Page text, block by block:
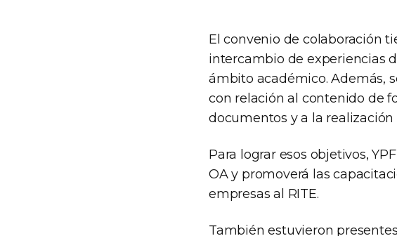
El convenio de colaboración
intercambio de experiencias
ámbito académico. Además,
con relación al contenido de
documentos y a la
Para lograr esos objetivos,
OA y promoverá las
empresas al RITE.
También estuvieron